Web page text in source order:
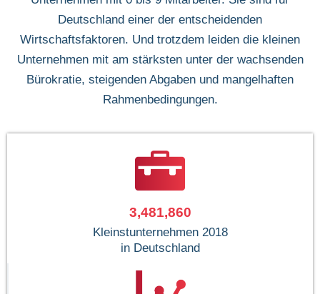
Deutschland einer der entscheidenden
Wirtschaftsfaktoren. Und trotzdem leiden die kleinen
Unternehmen mit am stärksten unter der wachsenden
Bürokratie, steigenden Abgaben und mangelhaften
Rahmenbedingungen.
3,481,860
Kleinstunternehmen 2018
in Deutschland